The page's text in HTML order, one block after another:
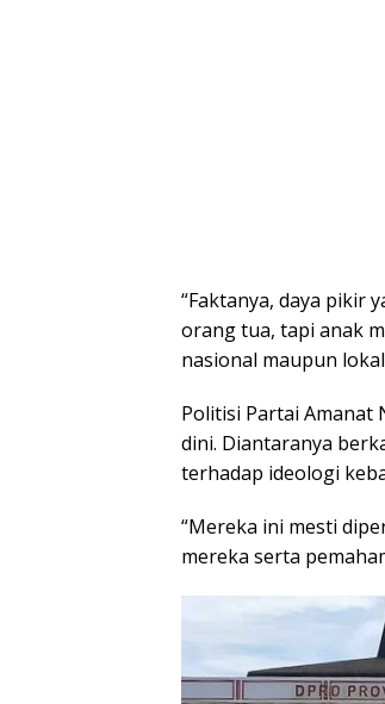
“Faktanya, daya pikir
orang tua, tapi anak
nasional maupun
Politisi Partai Amanat
dini. Diantaranya
terhadap ideologi
“Mereka ini mesti
mereka serta